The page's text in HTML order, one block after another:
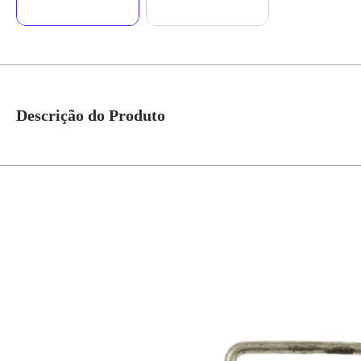
Descrição do Produto